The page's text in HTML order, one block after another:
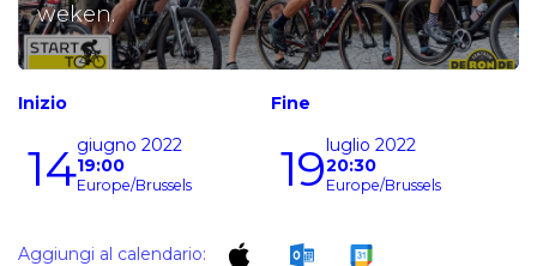
weken.
Inizio
14giugno 2022
19:00
Europe/Brussels
Fine
19luglio 2022
20:30
Europe/Brussels
Aggiungi al calendario: